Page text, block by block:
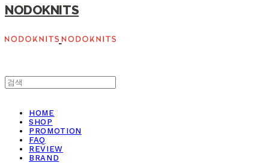
NODOKNITS
HOME
SHOP
PROMOTION
FAQ
REVIEW
BRAND